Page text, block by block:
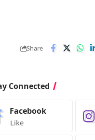
Share
Connected
Facebook
Like